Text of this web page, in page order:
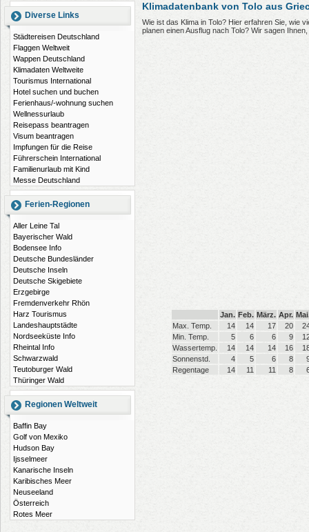
Diverse Links
Städtereisen Deutschland
Flaggen Weltweit
Wappen Deutschland
Klimadaten Weltweite
Tourismus International
Hotel suchen und buchen
Ferienhaus/-wohnung suchen
Wellnessurlaub
Reisepass beantragen
Visum beantragen
Impfungen für die Reise
Führerschein International
Familienurlaub mit Kind
Messe Deutschland
Ferien-Regionen
Aller Leine Tal
Bayerischer Wald
Bodensee Info
Deutsche Bundesländer
Deutsche Inseln
Deutsche Skigebiete
Erzgebirge
Fremdenverkehr Rhön
Harz Tourismus
Landeshauptstädte
Nordseeküste Info
Rheintal Info
Schwarzwald
Teutoburger Wald
Thüringer Wald
Regionen Weltweit
Baffin Bay
Golf von Mexiko
Hudson Bay
Ijsselmeer
Kanarische Inseln
Karibisches Meer
Neuseeland
Österreich
Rotes Meer
Klimadatenbank von Tolo aus
Wie ist das Klima in Tolo? Hier erfahren Sie, wie
planen einen Ausflug nach Tolo? Wir sagen
Jan. Feb. März. Apr.
Max. Temp.
14 14 17 20
Min. Temp.
5 6 6 9
Wassertemp.
14 14 14 16
Sonnenstd.
4 5 6 8
Regentage
14 11 11 8